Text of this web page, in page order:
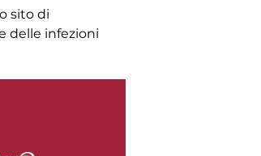
sito di
delle infezioni